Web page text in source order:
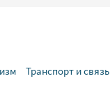
Транспорт и связь